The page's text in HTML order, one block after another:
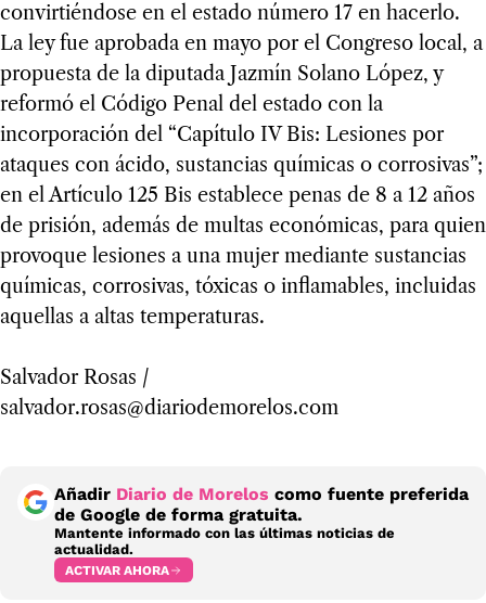
convirtiéndose en el estado número 17 en hacerlo.
La ley fue aprobada en mayo por el Congreso local, a
propuesta de la diputada Jazmín Solano López, y
reformó el Código Penal del estado con la
incorporación del “Capítulo IV Bis: Lesiones por
ataques con ácido, sustancias químicas o corrosivas”;
en el Artículo 125 Bis establece penas de 8 a 12 años
de prisión, además de multas económicas, para quien
provoque lesiones a una mujer mediante sustancias
químicas, corrosivas, tóxicas o inflamables, incluidas
aquellas a altas temperaturas.
Salvador Rosas /
salvador.rosas@diariodemorelos.com
Añadir Diario de Morelos como fuente preferida
de Google de forma gratuita.
Mantente informado con las últimas noticias de
actualidad.
ACTIVAR AHORA